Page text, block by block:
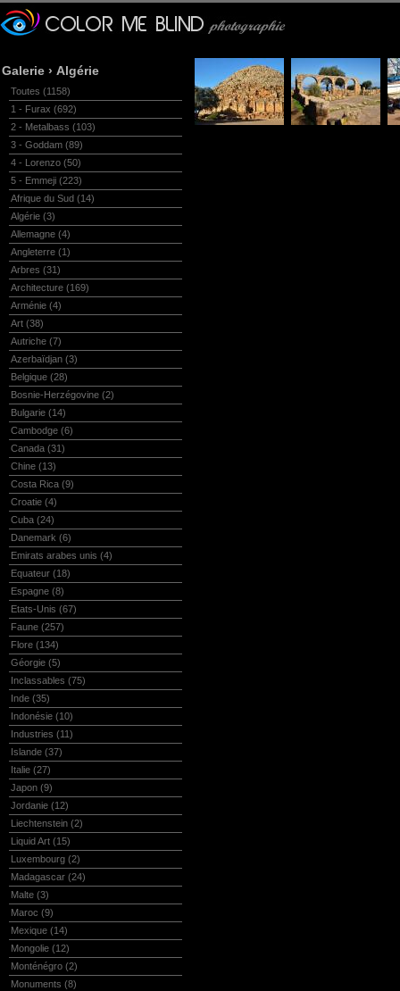
Galerie › Algérie
Toutes (1158)
1 - Furax (692)
2 - Metalbass (103)
3 - Goddam (89)
4 - Lorenzo (50)
5 - Emmeji (223)
Afrique du Sud (14)
Algérie (3)
Allemagne (4)
Angleterre (1)
Arbres (31)
Architecture (169)
Arménie (4)
Art (38)
Autriche (7)
Azerbaïdjan (3)
Belgique (28)
Bosnie-Herzégovine (2)
Bulgarie (14)
Cambodge (6)
Canada (31)
Chine (13)
Costa Rica (9)
Croatie (4)
Cuba (24)
Danemark (6)
Emirats arabes unis (4)
Equateur (18)
Espagne (8)
Etats-Unis (67)
Faune (257)
Flore (134)
Géorgie (5)
Inclassables (75)
Inde (35)
Indonésie (10)
Industries (11)
Islande (37)
Italie (27)
Japon (9)
Jordanie (12)
Liechtenstein (2)
Liquid Art (15)
Luxembourg (2)
Madagascar (24)
Malte (3)
Maroc (9)
Mexique (14)
Mongolie (12)
Monténégro (2)
Monuments (8)